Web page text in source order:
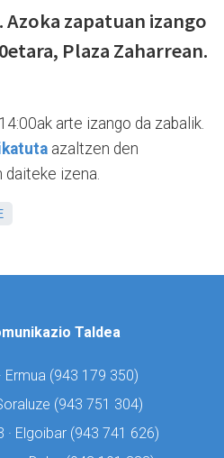
Azoka zapatuan izango
Plaza Zaharrean.
arte izango da zabalik.
azaltzen den
izena.
Taldea
Ermua (943 179 350)
(943 751 304)
· Elgoibar (943 741 626)